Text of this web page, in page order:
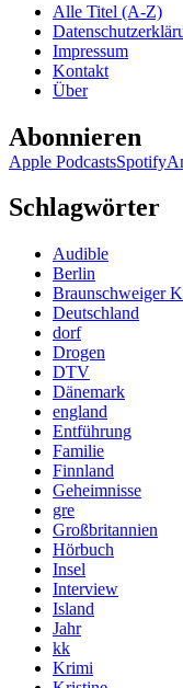
–
Fressen
ihn
die
Alle Titel (A-Z)
Impressum
Kontakt
Über
Abonnieren
Apple PodcastsSpotify
Schlagwörter
Audible
Berlin
Braunschweiger
Deutschland
dorf
Drogen
DTV
Dänemark
england
Entführung
Familie
Finnland
Geheimnisse
gre
Großbritannien
Hörbuch
Insel
Interview
Island
Jahr
kk
Krimi